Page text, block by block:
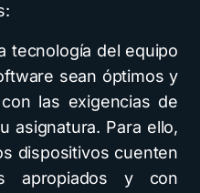
tecnología del equipo
sean óptimos y
las exigencias de
asignatura. Para ello,
dispositivos cuenten
apropiados y con